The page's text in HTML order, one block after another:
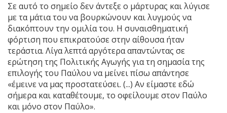
Σε αυτό το σημείο δεν άντεξε ο μάρτυρας και λύγισε
με τα μάτια του να βουρκώνουν και λυγμούς να
διακόπτουν την ομιλία του. Η συναισθηματική
φόρτιση που επικρατούσε στην αίθουσα ήταν
τεράστια. Λίγα λεπτά αργότερα απαντώντας σε
ερώτηση της Πολιτικής Αγωγής για τη σημασία της
επιλογής του Παύλου να μείνει πίσω απάντησε
«έμεινε να μας προστατεύσει. (...) Αν είμαστε εδώ
σήμερα και καταθέτουμε, το οφείλουμε στον Παύλο
και μόνο στον Παύλο».